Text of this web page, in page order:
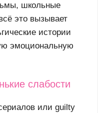
школьные
это вызывает
истории
эмоциональную
слабости
или guilty